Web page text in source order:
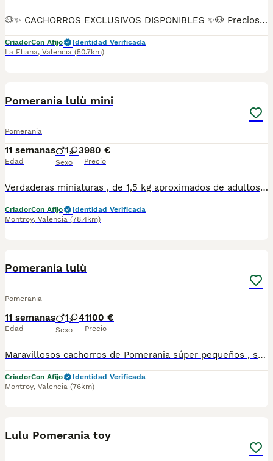
🐶✨ CACHORROS EXCLUSIVOS DISPONIBLES ✨🐶 Preciosos cachorros criados en ambiente familiar, rodeados de amor y cuidados desde el primer día ❤️ Totalmente socializados, cariñosos y acostumbrados al contacto con personas. 📦 Se entregan con todas las garantías: ✔️ Cartilla sanitaria ✔️ Vacunación al día 💉 ✔️ Desparasitación completa ✅ ✔️ Garantía vírica 😷 ✔️ Garantía congénita 👌 ✔️ Contrato de entrega ✍️ 📸 Síguenos en Instagram: @fincapaunais para ver fotos y vídeos reales ⚠️ Disponibilidad limitada ⚠️ Se reservan rápido. 📲 Contacto directo por WhatsApp: 671 454 202 Solo personas responsables
CriadorCon Afijo
Identidad Verificada
La Eliana, Valencia (50.7km)
Pomerania lulù mini
Pomerania
11 semanas
Edad
1 3
Sexo
980 €
Precio
Verdaderas miniaturas , de 1,5 kg aproximados de adultos . Esos perritos son un encanto y con un carácter maravilloso.
CriadorCon Afijo
Identidad Verificada
Montroy, Valencia (78.4km)
Pomerania lulù
Pomerania
11 semanas
Edad
1 4
Sexo
1100 €
Precio
Maravillosos cachorros de Pomerania súper pequeños , se quedarán en una verdadera miniatura . Los padres viven con nosotros y son perros muy felices.
CriadorCon Afijo
Identidad Verificada
Montroy, Valencia (76km)
Lulu Pomerania toy